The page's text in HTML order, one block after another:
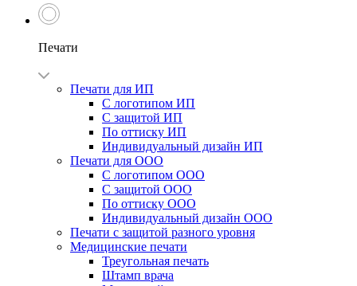
Печати
Печати для ИП
С логотипом ИП
С защитой ИП
По оттиску ИП
Индивидуальный дизайн ИП
Печати для ООО
С логотипом ООО
С защитой ООО
По оттиску ООО
Индивидуальный дизайн ООО
Печати с защитой разного уровня
Медицинские печати
Треугольная печать
Штамп врача